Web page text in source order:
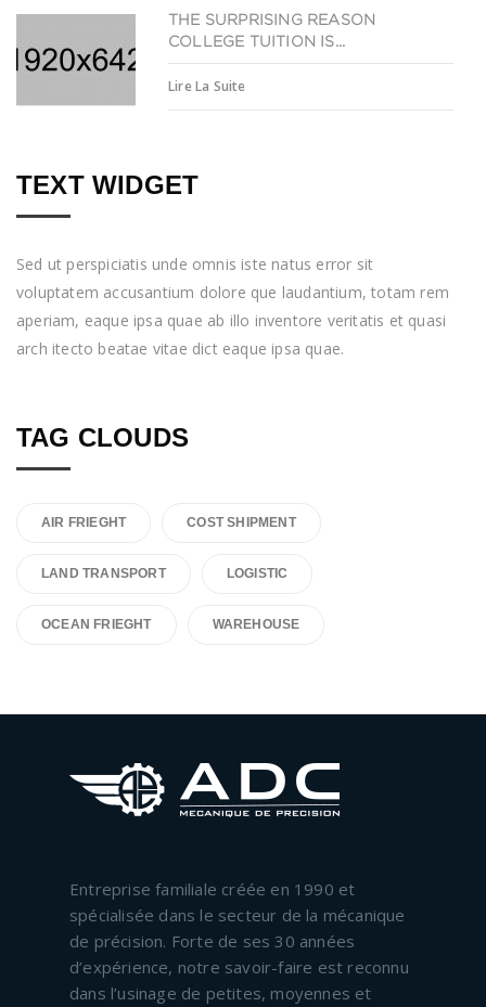
THE SURPRISING REASON
COLLEGE TUITION IS...
Lire La Suite
TEXT WIDGET
Sed ut perspiciatis unde omnis iste natus error sit
voluptatem accusantium dolore que laudantium, totam rem
aperiam, eaque ipsa quae ab illo inventore veritatis et quasi
arch itecto beatae vitae dict eaque ipsa quae.
TAG CLOUDS
AIR FRIEGHT COST SHIPMENT
LAND TRANSPORT LOGISTIC
OCEAN FRIEGHT WAREHOUSE
Entreprise familiale créée en 1990 et
spécialisée dans le secteur de la mécanique
de précision. Forte de ses 30 années
d’expérience, notre savoir-faire est reconnu
dans l’usinage de petites, moyennes et